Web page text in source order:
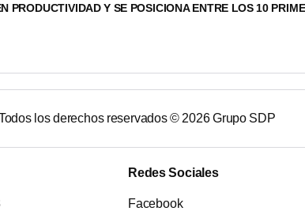
PRODUCTIVIDAD Y SE POSICIONA ENTRE LOS 10
los derechos reservados © 2026Grupo SDP
Redes Sociales
Facebook